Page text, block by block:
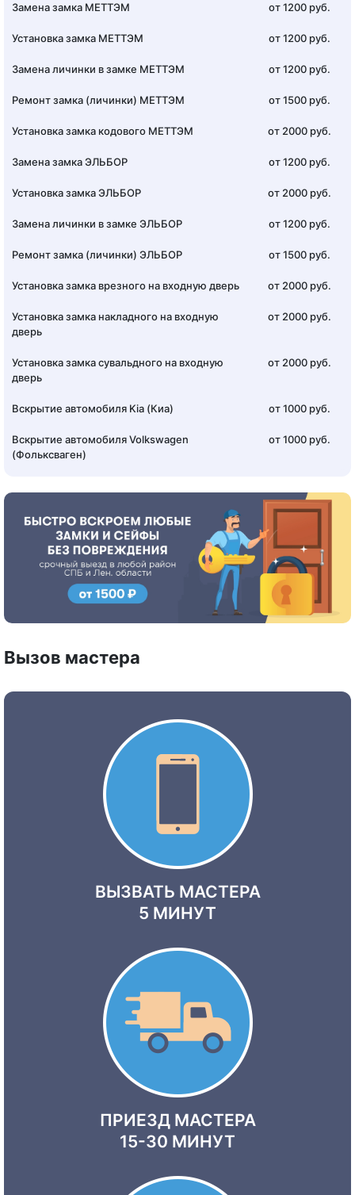
Замена замка МЕТТЭМ от 1200 руб.
Установка замка МЕТТЭМ от 1200 руб.
Замена личинки в замке МЕТТЭМ от 1200 руб.
Ремонт замка (личинки) МЕТТЭМ от 1500 руб.
Установка замка кодового МЕТТЭМ от 2000 руб.
Замена замка ЭЛЬБОР от 1200 руб.
Установка замка ЭЛЬБОР от 2000 руб.
Замена личинки в замке ЭЛЬБОР от 1200 руб.
Ремонт замка (личинки) ЭЛЬБОР от 1500 руб.
Установка замка врезного на входную дверь от 2000 руб.
Установка замка накладного на входную
дверь
от 2000 руб.
Установка замка сувальдного на входную
дверь
от 2000 руб.
Вскрытие автомобиля Kia (Киа) от 1000 руб.
Вскрытие автомобиля Volkswagen
(Фольксваген)
от 1000 руб.
Вызов мастера
ВЫЗВАТЬ МАСТЕРА
5 МИНУТ
ПРИЕЗД МАСТЕРА
15-30 МИНУТ